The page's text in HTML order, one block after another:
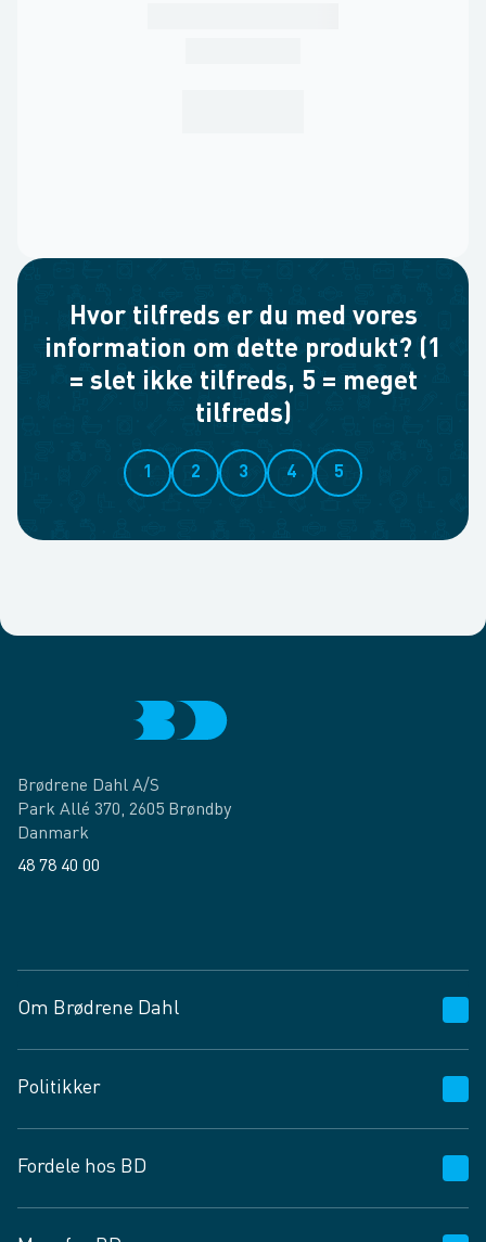
Hvor tilfreds er du med vores
information om dette produkt? (1
= slet ikke tilfreds, 5 = meget
tilfreds)
1 2 3 4 5
Brødrene Dahl A/S
Park Allé 370, 2605 Brøndby
Danmark
48 78 40 00
Om Brødrene Dahl
Vagttelefon 30 10 89 89
Spørgsmål og svar
Job og karriere
Fødevarekontrolrapport
Politikker
Privatlivspolitik
Cookies
Fordele hos BD